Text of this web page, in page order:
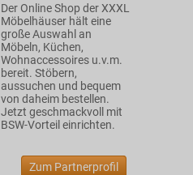
Der Online Shop der XXXL
Möbelhäuser hält eine
große Auswahl an
Möbeln, Küchen,
Wohnaccessoires u.v.m.
bereit. Stöbern,
aussuchen und bequem
von daheim bestellen.
Jetzt geschmackvoll mit
BSW-Vorteil einrichten.
Zum Partnerprofil